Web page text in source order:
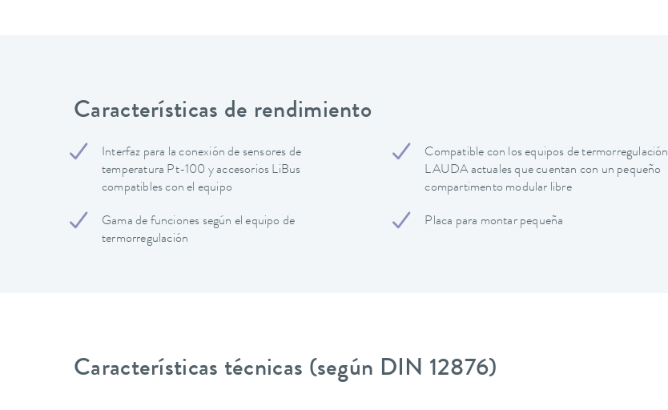
Características de rendimiento
Interfaz para la conexión de sensores de
temperatura Pt-100 y accesorios LiBus
compatibles con el equipo
Gama de funciones según el equipo de
termorregulación
Compatible con los equipos de termorregulación
LAUDA actuales que cuentan con un pequeño
compartimento modular libre
Placa para montar pequeña
Características técnicas (según DIN 12876)